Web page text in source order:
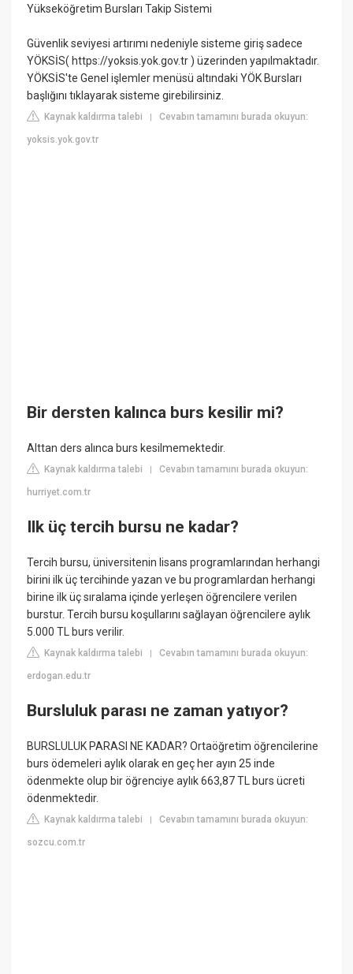
Yükseköğretim Bursları Takip Sistemi
Güvenlik seviyesi artırımı nedeniyle sisteme giriş sadece
YÖKSİS( https://yoksis.yok.gov.tr ) üzerinden yapılmaktadır.
YÖKSİS'te Genel işlemler menüsü altındaki YÖK Bursları
başlığını tıklayarak sisteme girebilirsiniz.
Kaynak kaldırma talebi |Cevabın tamamını burada okuyun:
yoksis.yok.gov.tr
Bir dersten kalınca burs kesilir mi?
Alttan ders alınca burs kesilmemektedir.
Kaynak kaldırma talebi |Cevabın tamamını burada okuyun:
hurriyet.com.tr
Ilk üç tercih bursu ne kadar?
Tercih bursu, üniversitenin lisans programlarından herhangi
birini ilk üç tercihinde yazan ve bu programlardan herhangi
birine ilk üç sıralama içinde yerleşen öğrencilere verilen
burstur. Tercih bursu koşullarını sağlayan öğrencilere aylık
5.000 TL burs verilir.
Kaynak kaldırma talebi |Cevabın tamamını burada okuyun:
erdogan.edu.tr
Bursluluk parası ne zaman yatıyor?
BURSLULUK PARASI NE KADAR? Ortaöğretim öğrencilerine
burs ödemeleri aylık olarak en geç her ayın 25 inde
ödenmekte olup bir öğrenciye aylık 663,87 TL burs ücreti
ödenmektedir.
Kaynak kaldırma talebi |Cevabın tamamını burada okuyun:
sozcu.com.tr